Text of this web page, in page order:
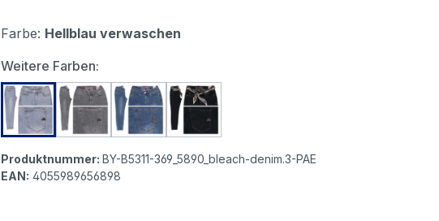
Farbe: Hellblau verwaschen
Weitere Farben:
Buena Vista Italy V 7/8 Stretch Denim Jeans bleach denim
Buena Vista Italy V 7/8 Stretch Denim Jeans faded grey
Buena Vista Italy V 7/8 Stretch Denim Jeans
Buena Vista Italy V 7/8 Stretch Denim
Produktnummer: BY-B5311-369_5890_bleach-denim.3-PAE
EAN: 4055989656898